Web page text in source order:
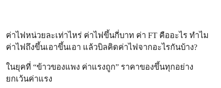
ค่าไฟหน่วยละเท่าไหร่ ค่าไฟขึ้นกี่บาท ค่า FT คืออะไร ทำไม
ค่าไฟถึงขึ้นเอาขึ้นเอา แล้วบิลคิดค่าไฟจากอะไรกันบ้าง?
ในยุคที่ “ข้าวของแพง ค่าแรงถูก” ราคาของขึ้นทุกอย่าง
ยกเว้นค่าแรง